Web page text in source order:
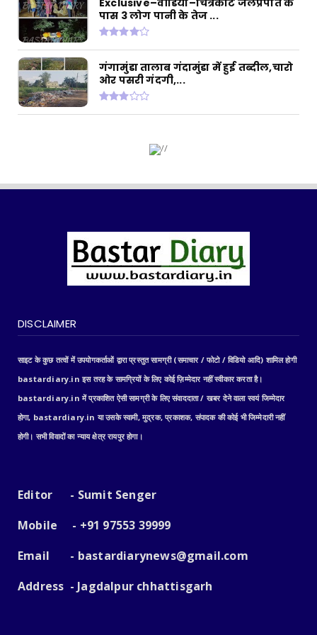
बड़ी खबर–(सीसीटीवी फुटेज)–फरसागुड़ा में युवक की
हुई अपहरण की...
Exclusive–वीडियो–चित्रकोट जलप्रपात के
पास 3 लोग पानी के तेज ...
गंगामुंडा तालाब गंदामुंडा में हुई तब्दील,चारो
ओर पसरी गंदगी,...
DISCLAIMER
साइट के कुछ तत्वों में उपयोगकर्ताओं द्वारा प्रस्तुत सामग्री (समाचार / फोटो / विडियो आदि) शामिल होगी
bastardiary.in इस तरह के सामग्रियों के लिए कोई ज़िम्मेदार नहीं स्वीकार करता है।
bastardiary.in में प्रकाशित ऐसी सामग्री के लिए संवाददाता / खबर देने वाला स्वयं जिम्मेदार
होगा, bastardiary.in या उसके स्वामी, मुद्रक, प्रकाशक, संपादक की कोई भी जिम्मेदारी नहीं
होगी। सभी विवादों का न्याय क्षेत्र रायपुर होगा।
Editor - Sumit Senger
Mobile - +91 97553 39999
Email - bastardiarynews@gmail.com
Address - Jagdalpur chhattisgarh